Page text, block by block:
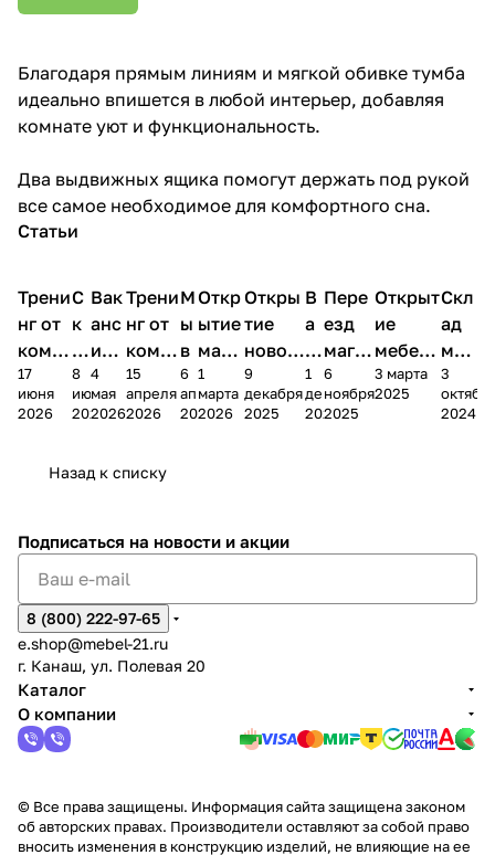
Благодаря прямым линиям и мягкой обивке тумба
идеально впишется в любой интерьер, добавляя
комнате уют и функциональность.
Два выдвижных ящика помогут держать под рукой
все самое необходимое для комфортного сна.
Статьи
Трени
нг от
комп
ании
Мело
17
июня
2026
С
к
и
д
к
2
8
июня
2026
Вак
анс
ия в
Чеб
окс
4
мая
2026
Трени
нг от
комп
ании
Мело
15
апреля
2026
М
ы
в
М
А
6
апреля
2026
Откр
ытие
мага
зина
в
1
марта
2026
Откры
тие
новог
о
магаз
9
декабря
2025
В
а
к
а
н
1
декабря
2025
Пере
езд
магаз
ина в
г.
6
ноября
2025
Открыт
ие
мебель
ного
салона
3 марта
2025
Скл
ад
меб
ели
пер
3
2024
Назад к списку
Подписаться на новости и акции
8 (800) 222-97-65
e.shop@mebel-21.ru
г. Канаш, ул. Полевая 20
Каталог
О компании
© Все права защищены. Информация сайта защищена законом
об авторских правах. Производители оставляют за собой право
вносить изменения в конструкцию изделий, не влияющие на ее